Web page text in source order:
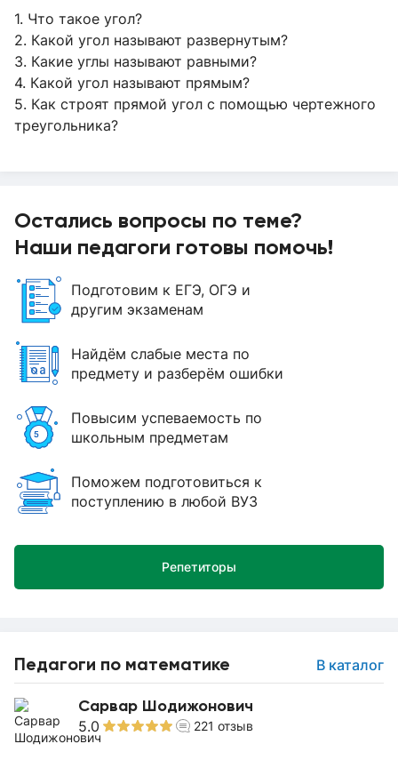
Педагоги по математике В каталог
Сарвар Шодижонович
5.0 221 отзыв
1. Что такое угол?
2. Какой угол называют развернутым?
3. Какие углы называют равными?
4. Какой угол называют прямым?
5. Как строят прямой угол с помощью чертежного
треугольника?
Остались вопросы по теме?
Наши педагоги готовы помочь!
Подготовим к ЕГЭ, ОГЭ и
другим экзаменам
Найдём слабые места по
предмету и разберём ошибки
Повысим успеваемость по
школьным предметам
Поможем подготовиться к
поступлению в любой ВУЗ
Репетиторы